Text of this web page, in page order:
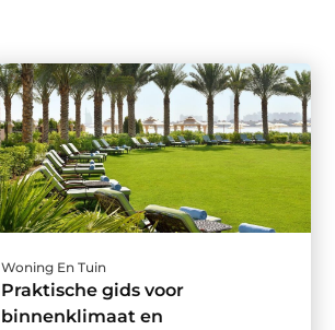
Woning En Tuin
Praktische gids voor
binnenklimaat en